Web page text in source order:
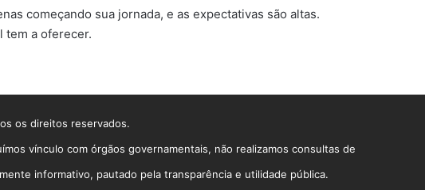
começando sua jornada, e as expectativas são altas.
tem a oferecer.
os direitos reservados.
vínculo com órgãos governamentais, não realizamos consultas de
informativo, pautado pela transparência e utilidade pública.